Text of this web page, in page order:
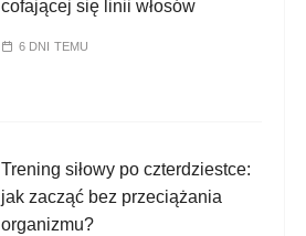
cofającej się linii włosów
6 DNI TEMU
Trening siłowy po czterdziestce:
jak zacząć bez przeciążania
organizmu?